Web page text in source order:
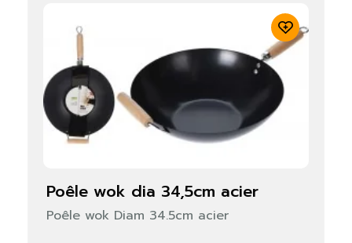
poêle wok dia 34,5cm acier
Poêle wok Diam 34.5cm acier